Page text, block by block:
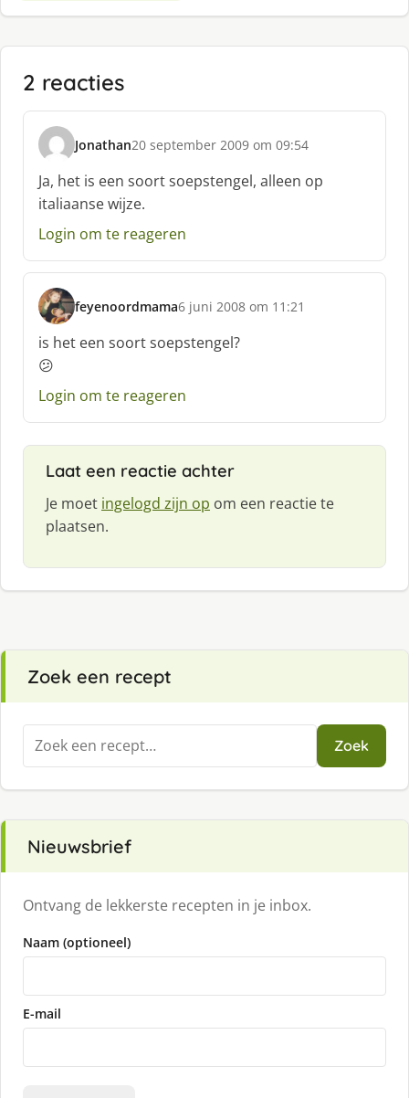
2 reacties
Jonathan
s
c
h
r
e
f
20 september 2009 om 09:54
Ja, het is een soort soepstengel, alleen op
italiaanse wijze.
Login om te reageren
feyenoordmama
s
c
h
r
e
:
6 juni 2008 om 11:21
is het een soort soepstengel?
😕
Login om te reageren
Laat een reactie achter
Je moet ingelogd zijn op om een reactie te
plaatsen.
Zoek een recept
Zoeken
naar:
Zoek
Nieuwsbrief
Ontvang de lekkerste recepten in je inbox.
Naam (optioneel)
E-mail